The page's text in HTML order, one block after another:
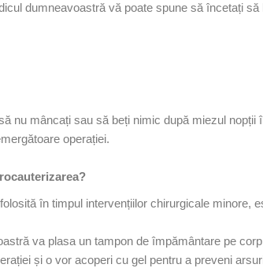
dumneavoastră vă poate spune să încetați să
nu mâncați sau să beți nimic după miezul
operației.
în timpul intervențiilor chirurgicale minore,
va plasa un tampon de împământare pe
și o vor acoperi cu gel pentru a preveni